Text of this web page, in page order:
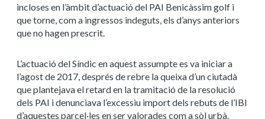
incloses en l’àmbit d’actuació del PAI Benicàssim golf i
que torne, com a ingressos indeguts, els d’anys anteriors
que no hagen prescrit.
L’actuació del Síndic en aquest assumpte es va iniciar a
l’agost de 2017, després de rebre la queixa d’un ciutadà
que plantejava el retard en la tramitació de la resolució
dels PAI i denunciava l’excessiu import dels rebuts de l’IBI
d’aquestes parcel·les en ser valorades com a sòl urbà.